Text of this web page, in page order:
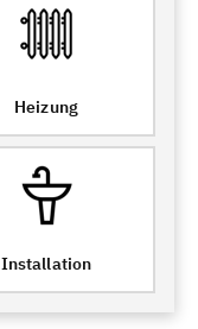
Heizung
Installation